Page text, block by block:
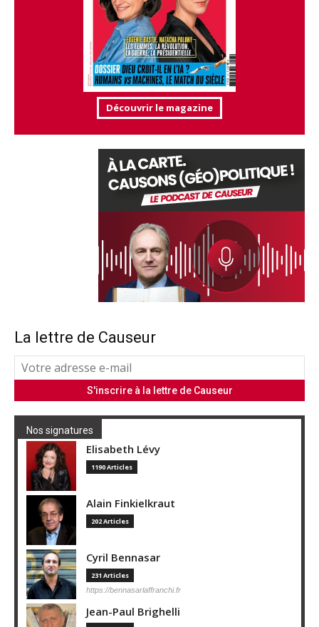
Découvrir le magazine
La lettre de Causeur
Nos signatures
Elisabeth Lévy
1190 Articles
Alain Finkielkraut
202 Articles
Cyril Bennasar
231 Articles
https://bennasarlaffranchi.fr
Jean-Paul Brighelli